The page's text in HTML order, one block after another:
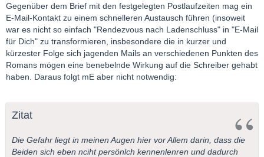
Gegenüber dem Brief mit den festgelegten Postlaufzeiten mag ein
E-Mail-Kontakt zu einem schnelleren Austausch führen (insoweit
war es nicht so einfach "Rendezvous nach Ladenschluss" in "E-Mail
für Dich" zu transformieren, insbesondere die in kurzer und
kürzester Folge sich jagenden Mails an verschiedenen Punkten des
Romans mögen eine benebelnde Wirkung auf die Schreiber gehabt
haben. Daraus folgt mE aber nicht notwendig:
Zitat
Die Gefahr liegt in meinen Augen hier vor Allem darin, dass die
Beiden sich eben nciht persönlch kennenlenren und dadurch